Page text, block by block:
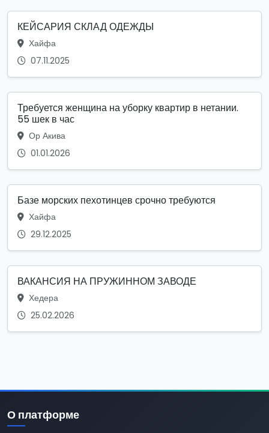
КЕЙСАРИЯ СКЛАД ОДЕЖДЫ
Хайфа
07.11.2025
Требуется женщина на уборку квартир в нетании.
55 шек в час
Ор Акива
01.01.2026
Базе морских пехотинцев срочно требуются
Хайфа
29.12.2025
ВАКАНСИЯ НА ПРУЖИННОМ ЗАВОДЕ
Хедера
25.02.2026
О платформе